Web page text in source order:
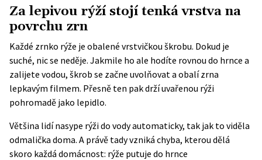
Za lepivou rýží stojí tenká vrstva na
povrchu zrn
Každé zrnko rýže je obalené vrstvičkou škrobu. Dokud je
suché, nic se neděje. Jakmile ho ale hodíte rovnou do hrnce a
zalijete vodou, škrob se začne uvolňovat a obalí zrna
lepkavým filmem. Přesně ten pak drží uvařenou rýži
pohromadě jako lepidlo.
Většina lidí nasype rýži do vody automaticky, tak jak to viděla
odmalička doma. A právě tady vzniká chyba, kterou dělá
skoro každá domácnost: rýže putuje do hrnce